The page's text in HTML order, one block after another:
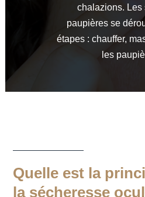
chalazions. Les
paupières se
étapes : chauffer,
les
Quelle est la
la sécheresse